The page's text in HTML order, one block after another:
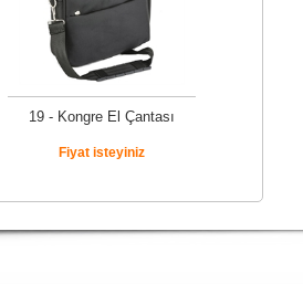
19 - Kongre El Çantası
Fiyat isteyiniz